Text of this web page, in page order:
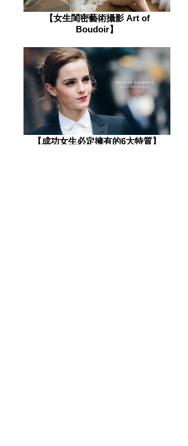
​【女生閨密藝術攝影 Art of
Boudoir】
​【成功女生必定擁有的6大特質】